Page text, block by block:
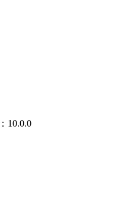
10.0.0